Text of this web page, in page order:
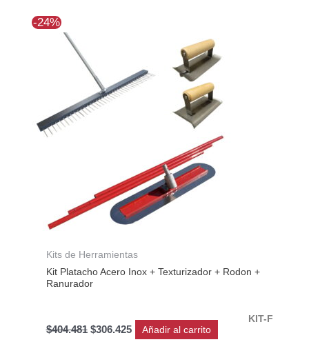
-24%
Kits de Herramientas
Kit Platacho Acero Inox + Texturizador + Rodon +
Ranurador
KIT-F
$404.481
$404.481.
$306.425
$306.425.
Añadir al carrito